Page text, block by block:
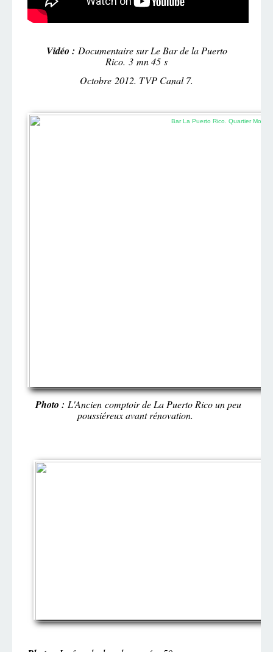
Vidéo : Documentaire sur Le Bar de la Puerto
Rico. 3 mn 45 s
Octobre 2012. TVP Canal 7.
Photo : L'Ancien comptoir de La Puerto Rico un peu
poussiéreux avant rénovation.